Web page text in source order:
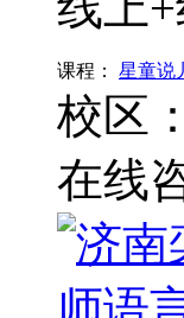
课程： 星童说
校区：
在线